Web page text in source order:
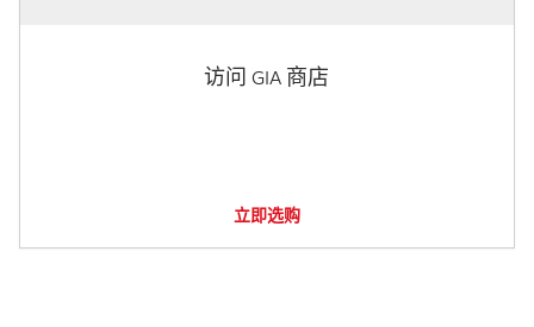
访问 GIA 商店
立即选购